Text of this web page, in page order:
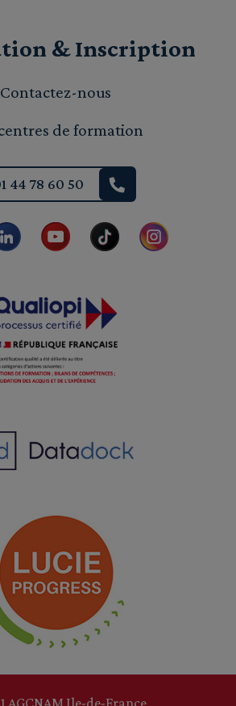
& Inscription
Contactez-nous
de formation
44 78 60 50
AGCNAM Ile-de-France